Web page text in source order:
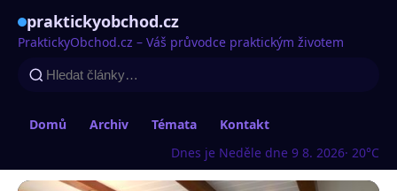
praktickyobchod.cz
PraktickyObchod.cz – Váš průvodce praktickým životem
Domů Archiv Témata
Kontakt
Dnes je Neděle dne 9 8. 2026· 20°C